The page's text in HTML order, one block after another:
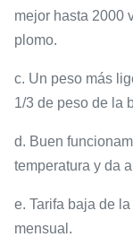
mejor hasta 2000
plomo.
c. Un peso más
1/3 de peso de la
d. Buen
temperatura y da
e. Tarifa baja de
mensual.